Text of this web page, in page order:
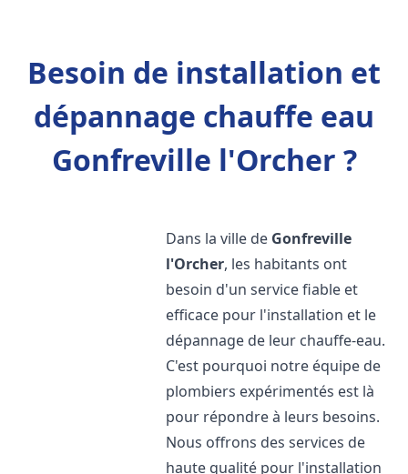
Besoin de installation et
dépannage chauffe eau
Gonfreville l'Orcher ?
Dans la ville de Gonfreville
l'Orcher, les habitants ont
besoin d'un service fiable et
efficace pour l'installation et le
dépannage de leur chauffe-eau.
C'est pourquoi notre équipe de
plombiers expérimentés est là
pour répondre à leurs besoins.
Nous offrons des services de
haute qualité pour l'installation